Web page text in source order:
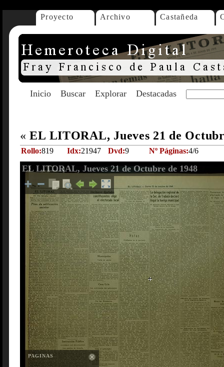
Proyecto Archivo Castañeda
Inicio Buscar Explorar Destacadas
« EL LITORAL, Jueves 21 de
Rollo:819 Idx:21947 Dvd:9 Nº Páginas:4/6
EL LITORAL, Jueves 21 de Octubre de 1948
PAGINAS